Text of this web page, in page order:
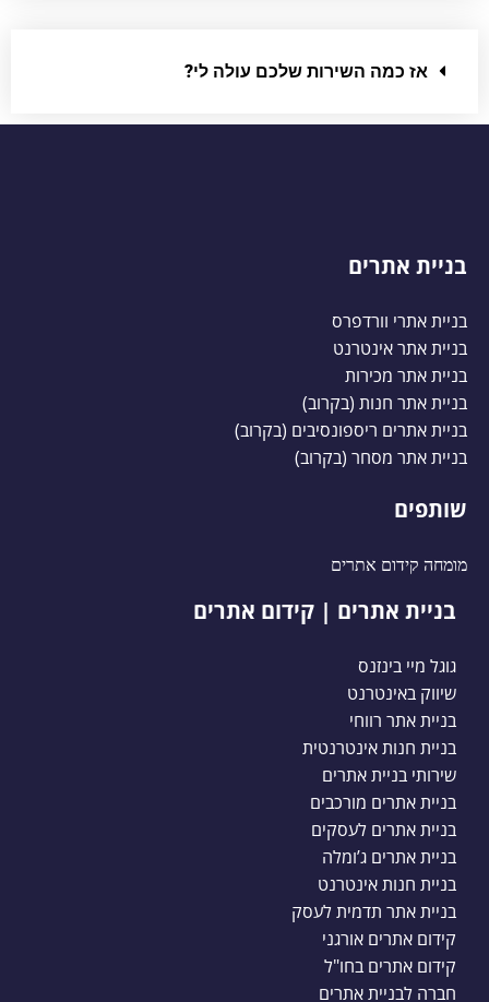
אז כמה השירות שלכם עולה לי?
בניית אתרים
בניית אתרי וורדפרס
בניית אתר אינטרנט
בניית אתר מכירות
בניית אתר חנות (בקרוב)
בניית אתרים ריספונסיבים (בקרוב)
בניית אתר מסחר (בקרוב)
שותפים
מומחה קידום אתרים
בניית אתרים | קידום אתרים
גוגל מיי בינזנס
שיווק באינטרנט
בניית אתר רווחי
בניית חנות אינטרנטית
שירותי בניית אתרים
בניית אתרים מורכבים
בניית אתרים לעסקים
בניית אתרים ג’ומלה
בניית חנות אינטרנט
בניית אתר תדמית לעסק
קידום אתרים אורגני
קידום אתרים בחו"ל
חברה לבניית אתרים